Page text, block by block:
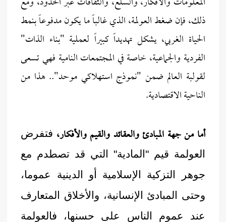
ذلك، فإن ضغط العولمة، الذي غالباً ما يكون مدفوعاً بنمط
الحياة الغربي، يشكل تهديداً كبيراً لعملية "بناء الذات"
الفردية والجماعية، خاصة في المجتمعات النامية فهي تسعى
لقولبة العالم ضمن "نموذج استهلاكي موحد".. هذا من
الناحية الاقتصادية.
أما من جهة المبادئ والعقائد والقيم والأفكار، فتفرض
العولمة قيم "المادية" التي قد تصطدم مع
جوهر التزكية الإسلامية أو الدينية عموما،
وحتى المبادئ الإنسانية، والأخلاق المتعارف
عند عموم الناس على حسنها، فالعولمة